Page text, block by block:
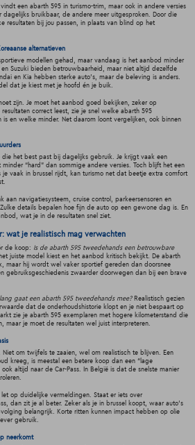
een abarth 595 in turismo-trim, maar ook in andere versies
dagelijks bruikbaar, de andere meer uitgesproken. Door die
resultaten bij jou passen, in plaats van blind op het
alternatieven
modellen gehad, maar vandaag is het aanbod minder
en Suzuki bieden betrouwbaarheid, maar niet altijd dezelfde
en Kia hebben sterke auto's, maar de beleving is anders.
dat je kiest met je hoofd én je buik.
zijn. Je moet het aanbod goed bekijken, zeker op
correct leest, zie je snel welke abarth 595
is en welke minder. Net daarom loont vergelijken, ook binnen
die het best past bij dagelijks gebruik. Je krijgt vaak een
“hard” dan sommige andere versies. Toch blijft het een
vaak in brussel rijdt, kan turismo net dat beetje extra comfort
aan navigatiesysteem, cruise control, parkeersensoren en
details bepalen hoe fijn de auto op een gewone dag is. En
wat je in de resultaten snel ziet.
wat je realistisch mag verwachten
de koop: Is de abarth 595 tweedehands een betrouwbare
juiste model kiest en het aanbod kritisch bekijkt. De abarth
maar hij wordt wel vaker sportief gereden dan doorsnee
gebruiksgeschiedenis zwaarder doorwegen dan bij een brave
gaat een abarth 595 tweedehands mee?Realistisch gezien
dat de onderhoudshistorie klopt en je niet bespaart op
zie je abarth 595 exemplaren met hogere kilometerstand die
maar je moet de resultaten wel juist interpreteren.
om twijfels te zaaien, wel om realistisch te blijven. Een
kreeg, is meestal een betere koop dan een “lage
altijd naar de Car-Pass. In België is dat de snelste manier
op duidelijke vermeldingen. Staat er iets over
dan zit je al beter. Zeker als je in brussel koopt, waar auto's
belangrijk. Korte ritten kunnen impact hebben op olie
gebruik.
neerkomt